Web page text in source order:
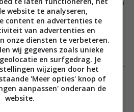
Jamie’s FoodTube is Jemma
Deze cupcake queen
van de lekkerste recepten
zoetekauw sneller doen
ze met een boek, waarin haar
zijn. Bakken maar!!
FoodTube Het cake-boek
Toon meer
website te analyseren,
content en advertenties te
van advertenties en
onze diensten te verbeteren.
wij gegevens zoals unieke
en surfgedrag. Je
wijzigen door het
'Meer opties' knop of
aanpassen' onderaan de
website.